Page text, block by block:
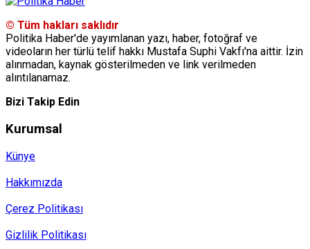
© Tüm hakları saklıdır
Politika Haber'de yayımlanan yazı, haber, fotoğraf ve
videoların her türlü telif hakkı Mustafa Suphi Vakfı'na aittir. İzin
alınmadan, kaynak gösterilmeden ve link verilmeden
alıntılanamaz.
Bizi Takip Edin
Kurumsal
Künye
Hakkımızda
Çerez Politikası
Gizlilik Politikası